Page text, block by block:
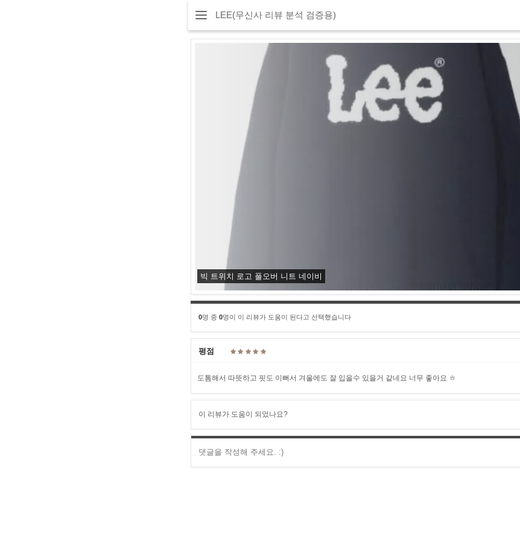
LEE(무신사 리뷰 분석 검증용)
빅 트위치 로고 풀오버 니트 네이비
0명 중 0명이 이 리뷰가 도움이 된다고 선택했습니다
평점
도톰해서 따뜻하고 핏도 이뻐서 겨울에도 잘 입을수 있을거 같네요 너무 좋아요 ㅎ
이 리뷰가 도움이 되었나요?